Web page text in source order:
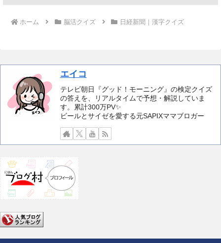
ホーム 脳活クイズ 日経新聞｜漢字クイズ
エイコ
テレビ朝日『グッド！モーニング』の検定クイズ
の答えを、リアルタイムで予想・解説していま
す。累計300万PV✨️
ビールとサイゼを愛する元SAPIXママブロガー